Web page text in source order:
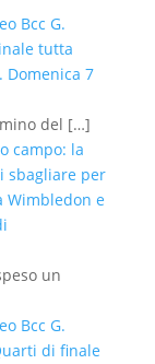
Bcc G.
tutta
Domenica 7
del […]
campo: la
sbagliare per
Wimbledon e
un
Bcc G.
di finale